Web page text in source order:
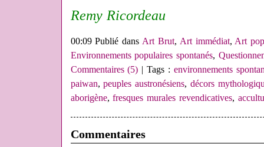
Remy Ricordeau
00:09 Publié dansArt Brut, Art immédiat,Art
Environnements populaires spontanés,
Commentaires (5) | Tags : environnements
paiwan,peuples austronésiens,décors
aborigène,fresques murales revendicatives,
Commentaires